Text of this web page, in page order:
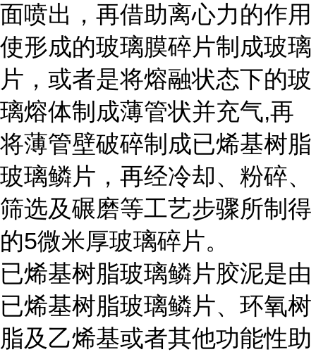
面喷出，再借助离心力的作用
使形成的玻璃膜碎片制成玻璃
片，或者是将熔融状态下的玻
璃熔体制成薄管状并充气,再
将薄管壁破碎制成已烯基树脂
玻璃鳞片，再经冷却、粉碎、
筛选及碾磨等工艺步骤所制得
的5微米厚玻璃碎片。
已烯基树脂玻璃鳞片胶泥是由
已烯基树脂玻璃鳞片、环氧树
脂及乙烯基或者其他功能性助